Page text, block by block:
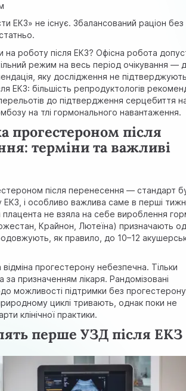
ЕКЗ» не існує. Збалансований раціон без
на роботу після ЕКЗ? Офісна робота
режим на весь період очікування —
яку дослідження не
ЕКЗ: більшість репродуктологів
до підтвердження серцебиття
на тлі гормонального навантаження.
прогестероном після
терміни та важливі
після перенесення — стандарт
ЕКЗ, і особливо важлива саме в перші
плацента не взяла на себе вироблення
Крайнон, Лютеїна) призначають
як правило, до 10–12
відміна прогестерону небезпечна. Тільки
за призначенням лікаря.Рандомізовані
можливості підтримки без
циклі тривають, однак поки не
клінічної практики.
перше УЗД після ЕКЗ